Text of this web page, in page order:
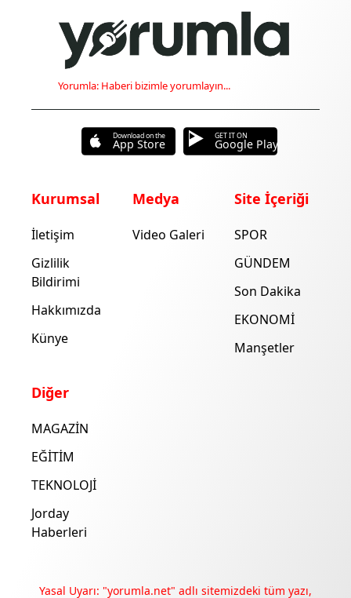
Yorumla: Haberi bizimle yorumlayın...
Download on the
App Store
GET IT ON
Google Play
Kurumsal
İletişim
Gizlilik
Bildirimi
Hakkımızda
Künye
Medya
Video Galeri
Site İçeriği
SPOR
GÜNDEM
Son Dakika
EKONOMİ
Manşetler
Diğer
MAGAZİN
EĞİTİM
TEKNOLOJİ
Jorday
Haberleri
Yasal Uyarı: "yorumla.net" adlı sitemizdeki tüm yazı,